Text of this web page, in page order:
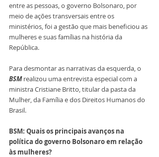
entre as pessoas, o governo Bolsonaro, por
meio de ações transversais entre os
ministérios, foi a gestão que mais beneficiou as
mulheres e suas famílias na história da
República.
Para desmontar as narrativas da esquerda, o
BSM realizou uma entrevista especial com a
ministra Cristiane Britto, titular da pasta da
Mulher, da Família e dos Direitos Humanos do
Brasil.
BSM: Quais os principais avanços na
política do governo Bolsonaro em relação
às mulheres?